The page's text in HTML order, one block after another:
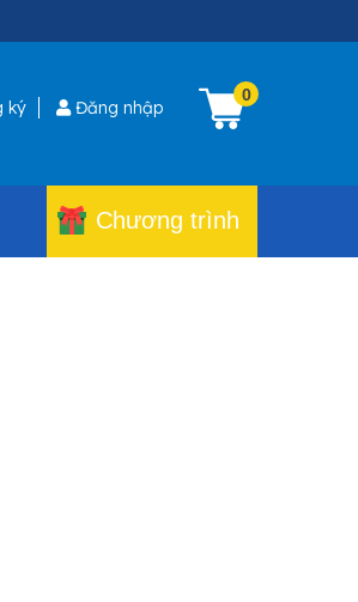
ký Đăng nhập
0
Chương trình